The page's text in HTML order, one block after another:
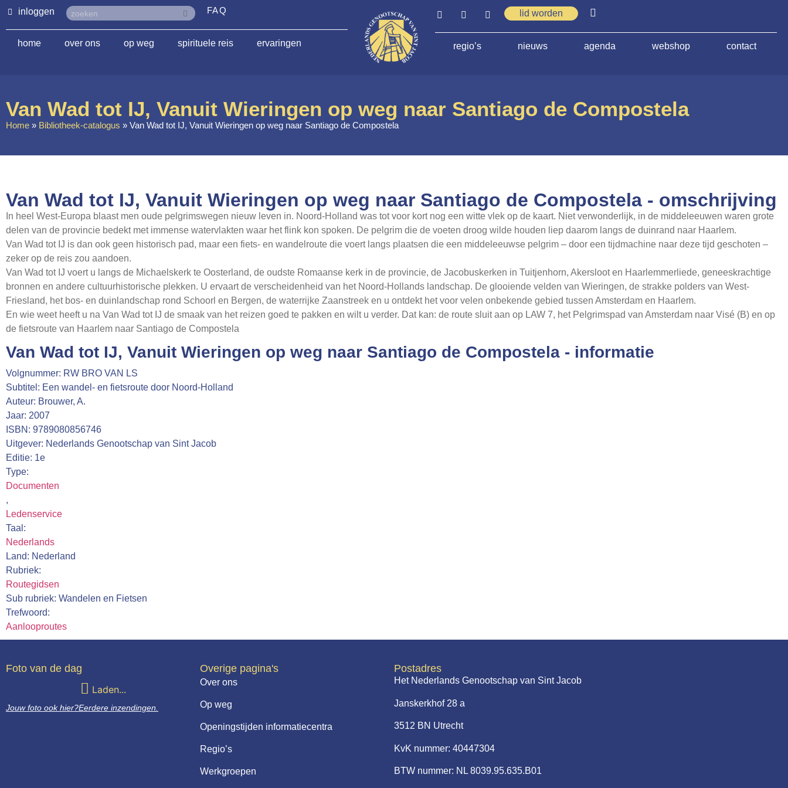
inloggen FAQ
home over ons op weg spirituele reis ervaringen
lid worden
regio’s nieuws agenda webshop contact
Van Wad tot IJ, Vanuit Wieringen op weg naar Santiago de Compostela
Home » Bibliotheek-catalogus » Van Wad tot IJ, Vanuit Wieringen op weg naar Santiago de Compostela
Van Wad tot IJ, Vanuit Wieringen op weg naar Santiago de Compostela - omschrijving
In heel West-Europa blaast men oude pelgrimswegen nieuw leven in. Noord-Holland was tot voor kort nog een witte vlek op de kaart. Niet verwonderlijk, in de middeleeuwen waren grote
delen van de provincie bedekt met immense watervlakten waar het flink kon spoken. De pelgrim die de voeten droog wilde houden liep daarom langs de duinrand naar Haarlem.
Van Wad tot IJ is dan ook geen historisch pad, maar een fiets- en wandelroute die voert langs plaatsen die een middeleeuwse pelgrim – door een tijdmachine naar deze tijd geschoten –
zeker op de reis zou aandoen.
Van Wad tot IJ voert u langs de Michaelskerk te Oosterland, de oudste Romaanse kerk in de provincie, de Jacobuskerken in Tuitjenhorn, Akersloot en Haarlemmerliede, geneeskrachtige
bronnen en andere cultuurhistorische plekken. U ervaart de verscheidenheid van het Noord-Hollands landschap. De glooiende velden van Wieringen, de strakke polders van West-
Friesland, het bos- en duinlandschap rond Schoorl en Bergen, de waterrijke Zaanstreek en u ontdekt het voor velen onbekende gebied tussen Amsterdam en Haarlem.
En wie weet heeft u na Van Wad tot IJ de smaak van het reizen goed te pakken en wilt u verder. Dat kan: de route sluit aan op LAW 7, het Pelgrimspad van Amsterdam naar Visé (B) en op
de fietsroute van Haarlem naar Santiago de Compostela
Van Wad tot IJ, Vanuit Wieringen op weg naar Santiago de Compostela - informatie
Volgnummer: RW BRO VAN LS
Subtitel: Een wandel- en fietsroute door Noord-Holland
Auteur: Brouwer, A.
Jaar: 2007
ISBN: 9789080856746
Uitgever: Nederlands Genootschap van Sint Jacob
Editie: 1e
Type:
Documenten
,
Ledenservice
Taal:
Nederlands
Land: Nederland
Rubriek:
Routegidsen
Sub rubriek: Wandelen en Fietsen
Trefwoord:
Aanlooproutes
Foto van de dag
Laden...
Jouw foto ook hier?Eerdere inzendingen.
Overige pagina's
Over ons
Op weg
Openingstijden informatiecentra
Regio’s
Werkgroepen
Postadres
Het Nederlands Genootschap van Sint Jacob
Janskerkhof 28 a
3512 BN Utrecht
KvK nummer: 40447304
BTW nummer: NL 8039.95.635.B01